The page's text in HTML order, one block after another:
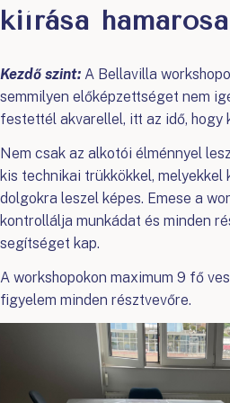
kiírása
Kezdő szint: A Bellavilla
semmilyen előképzettséget nem
festettél akvarellel, itt az idő, hogy
Nem csak az alkotói élménnyel
kis technikai trükkökkel, melyekkel
dolgokra leszel képes. Emese a
kontrollálja munkádat és minden
segítséget kap.
A workshopokon maximum 9 fő
figyelem minden résztvevőre.